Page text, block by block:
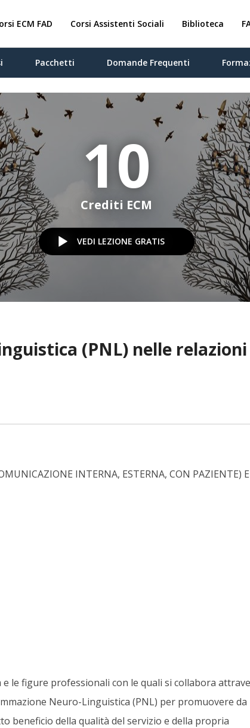
ECM FAD Corsi Assistenti Sociali Biblioteca
Pacchetti Domande Frequenti
10
Crediti ECM
VEDI LEZIONE GRATIS
(PNL) nelle relazioni
INTERNA, ESTERNA, CON PAZIENTE) E
e le figure professionali con le quali si collabora
Neuro-Linguistica (PNL) per promuovere da
beneficio della qualità del servizio e della propria